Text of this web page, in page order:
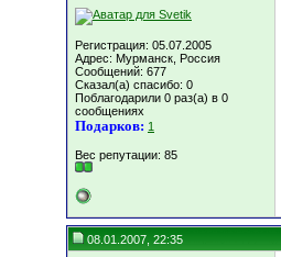
Регистрация: 05.07.2005
Адрес: Мурманск, Россия
Сообщений: 677
Сказал(а) спасибо: 0
Поблагодарили 0 раз(а) в 0
сообщениях
Подарков: 1
Вес репутации: 85
08.01.2007, 22:35